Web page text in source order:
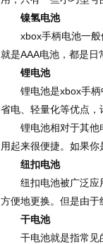
镍氢电池
xbox手柄电池一般
就是AAA电池，都是日
锂电池
锂电池是xbox手柄中
省电、轻量化等优点，
锂电池相对于其他电
用起来很便捷。如果
纽扣电池
纽扣电池被广泛应用
方便地更换。但是由于
干电池
干电池就是指常见的